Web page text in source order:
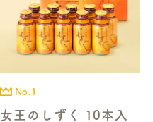
No.1
女王のしずく 10本入